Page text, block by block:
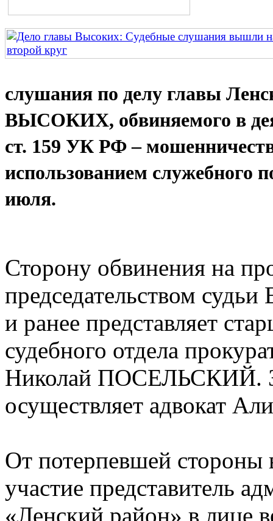
слушания по делу главы
ВЫСОКИХ, обвиняемого в
ст. 159 УК РФ –
использованием служебного
июля.
Сторону обвинения на
председательством
и ранее представляет
судебного отдела
Николай ПОСЕЛЬСКИЙ.
осуществляет адвокат
От потерпевшей стороны
участие представитель
«Ленский район» в лице